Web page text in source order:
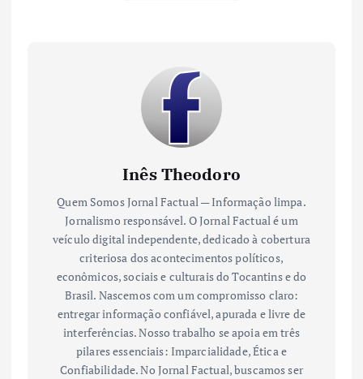
Inês Theodoro
Quem Somos Jornal Factual — Informação limpa.
Jornalismo responsável. O Jornal Factual é um
veículo digital independente, dedicado à cobertura
criteriosa dos acontecimentos políticos,
econômicos, sociais e culturais do Tocantins e do
Brasil. Nascemos com um compromisso claro:
entregar informação confiável, apurada e livre de
interferências. Nosso trabalho se apoia em três
pilares essenciais: Imparcialidade, Ética e
Confiabilidade. No Jornal Factual, buscamos ser